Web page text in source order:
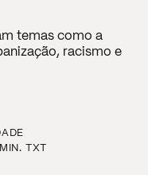
temas como a
racismo e
TXT